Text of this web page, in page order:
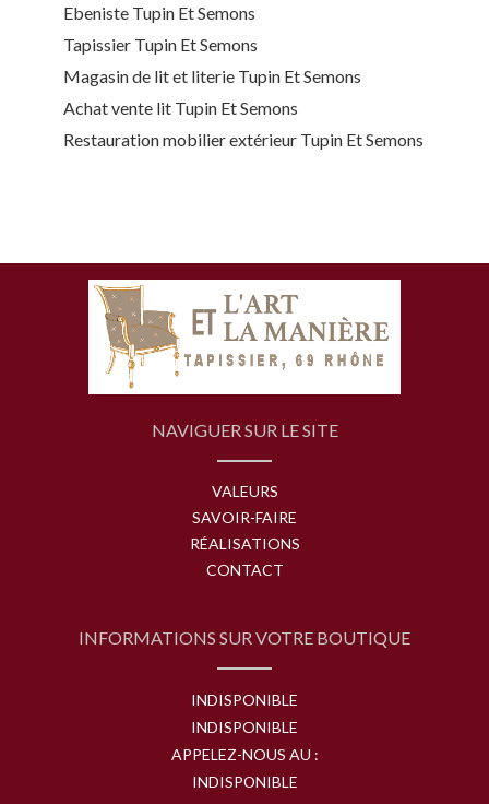
Ebeniste Tupin Et Semons
Tapissier Tupin Et Semons
Magasin de lit et literie Tupin Et Semons
Achat vente lit Tupin Et Semons
Restauration mobilier extérieur Tupin Et Semons
NAVIGUER SUR LE SITE
VALEURS
SAVOIR-FAIRE
RÉALISATIONS
CONTACT
INFORMATIONS SUR VOTRE BOUTIQUE
INDISPONIBLE
INDISPONIBLE
APPELEZ-NOUS AU :
INDISPONIBLE